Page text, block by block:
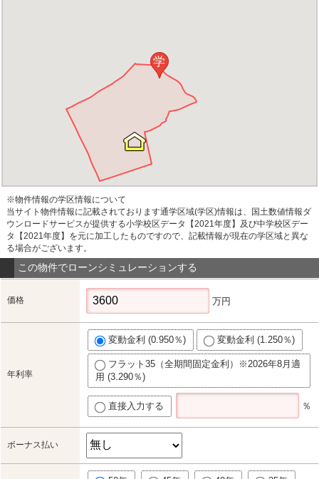
学
※物件情報の学区情報について
当サイト物件情報に記載されております通学区域(学区)情報は、国土数値情報ダ
ウンロードサービスが提供する小学校区データ【2021年度】及び中学校区デー
タ【2021年度】を元に加工したものですので、記載情報が現在の学区域と異な
る場合がございます。
この物件でローンシミュレーションする
価格 万円
年利率
変動金利 (0.950％) 変動金利 (1.250％)
フラット35（全期間固定金利）※2026年8月適
用 (3.290％)
直接入力する ％
ボーナス払い